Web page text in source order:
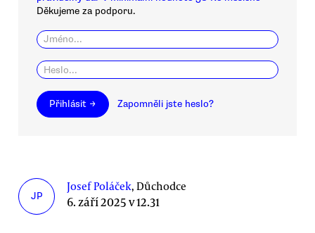
Děkujeme za podporu.
Přihlásit → Zapomněli jste heslo?
JP
Josef Poláček, Důchodce
6. září 2025 v 12.31